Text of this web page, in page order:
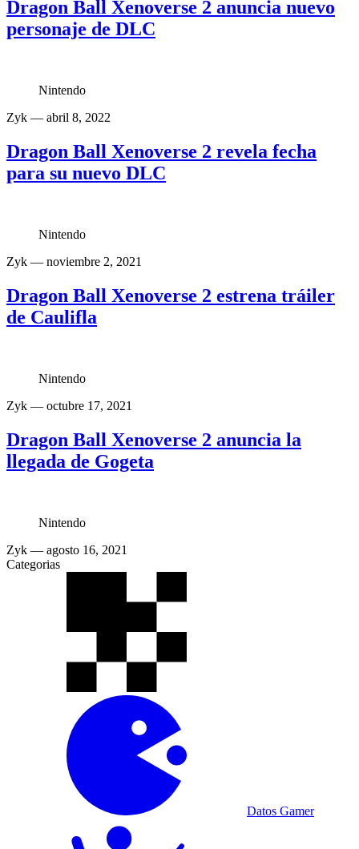
Dragon Ball Xenoverse 2 anuncia nuevo
personaje de DLC
Nintendo
Zyk — abril 8, 2022
Dragon Ball Xenoverse 2 revela fecha
para su nuevo DLC
Nintendo
Zyk — noviembre 2, 2021
Dragon Ball Xenoverse 2 estrena tráiler
de Caulifla
Nintendo
Zyk — octubre 17, 2021
Dragon Ball Xenoverse 2 anuncia la
llegada de Gogeta
Nintendo
Zyk — agosto 16, 2021
Categorias
Datos Gamer